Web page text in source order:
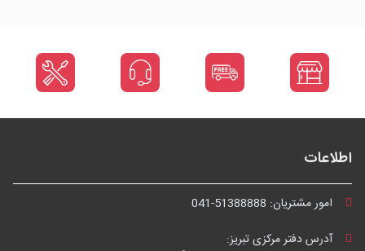
اطلاعات
امور مشتریان: 041-51388888
آدرس دفتر مرکزی تبریز: